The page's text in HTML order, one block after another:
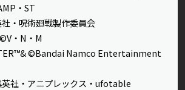
・ST
・呪術廻戦製作委員会
・N・M
©Bandai Namco Entertainment
社・アニプレックス・ufotable